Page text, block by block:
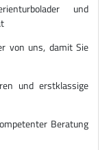
und
von uns, damit Sie
und erstklassige
Beratung